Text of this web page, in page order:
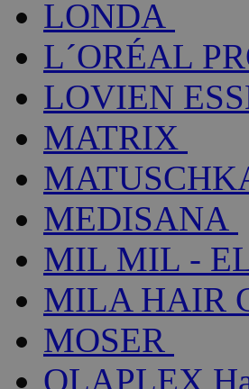
LONDA
L´ORÉAL
LOVIEN
MATRIX
MEDISANA
MIL MIL -
MILA HAIR
MOSER
OLAPLEX